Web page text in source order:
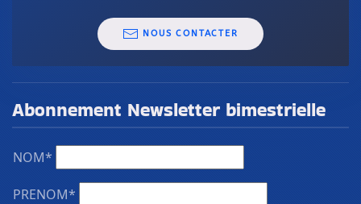
NOUS CONTACTER
Abonnement Newsletter bimestrielle
NOM*
PRENOM*